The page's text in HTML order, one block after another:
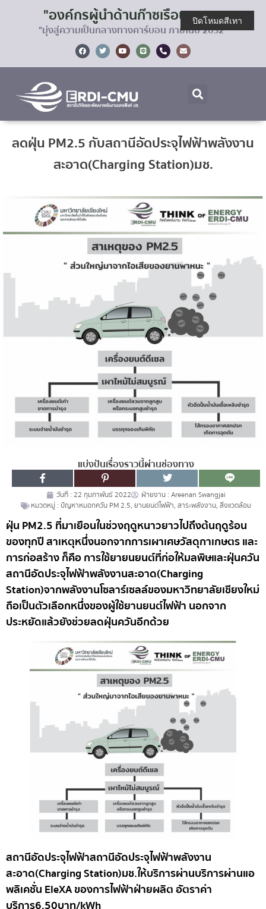
"องค์กรผู้นำด้านก๊าซเรือนกระจก
"มุ่งสู่ความเป็นกลางทางคาร์บอน ภายในปี 2032"
ลดฝุ่น PM2.5 กับสถานีอัดประจุไฟฟ้าพลังงาน
สะอาด(Charging Station)มช.
แบ่งปันเรื่องราวนี้ผ่านช่องทาง
วันที่ : 22 กุมภาพันธ์ 2022 ฝ่ายงาน : Areenan Swangjai
หมวดหมู่ : ปัญหาหมอกควัน PM 2.5, ยานยนต์ไฟฟ้า, สาระพลังงาน, สิ่งแวดล้อม
ฝุ่น PM2.5 ที่มาเยือนในช่วงฤดูหนาวยาวไปถึงต้นฤดูร้อน
ของทุกปี สาเหตุหนึ่งนอกจากการเผาเศษวัสดุกาเกษตร และ
การก่อสร้าง ก็คือ การใช้ยายนยนต์ที่ก่อให้มลพิษและฝุ่นควัน
สถานีอัดประจุไฟฟ้าพลังงานสะอาด(Charging
Station)จากพลังงานโซลาร์เซลล์ของมหาวิทยาลัยเชียงใหม่
ถือเป็นตัวเลือกหนึ่งของผู้ใช้ยานยนต์ไฟฟ้า นอกจาก
ประหยัดแล้วยังช่วยลดฝุ่นควันอีกด้วย
สถานีอัดประจุไฟฟ้าสถานีอัดประจุไฟฟ้าพลังงาน
สะอาด(Charging Station)มช.ให้บริการผ่านบริการผ่านแอ
พลิเคชั่น EleXA ของการไฟฟ้าฝ่ายผลิต อัตราค่า
ปิดโหมดสีเทา